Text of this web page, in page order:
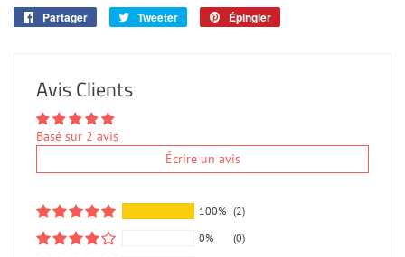
Partager
PartagerTweeter
Tweeter
Épingler
Avis Clients
Basé sur 2 avis
Écrire un avis
100% (2)
0%
(0)